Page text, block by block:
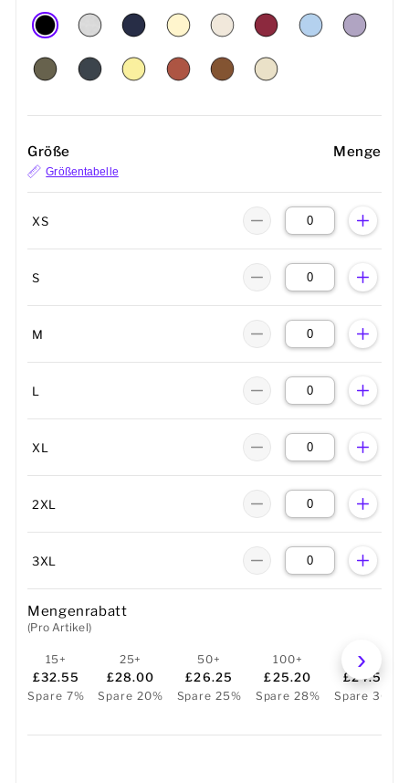
Größe Menge
Größentabelle
XS
S
M
L
XL
2XL
3XL
Mengenrabatt
(Pro Artikel)
15+
£32.55
Spare 7%
25+
£28.00
Spare 20%
50+
£26.25
Spare 25%
100+
£25.20
Spare 28%
250+
£24.50
Spare 30%